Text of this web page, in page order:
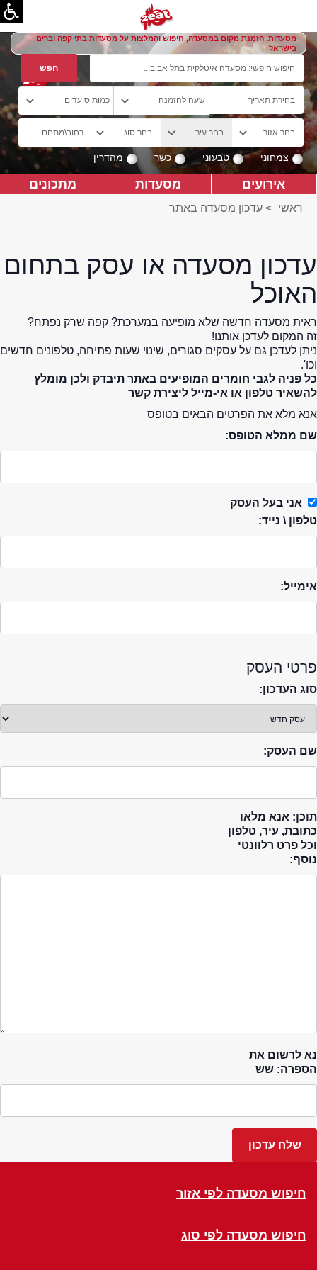
מסעדות, הזמנת מקום במסעדה, חיפוש והמלצות על מסעדות בתי קפה וברים
בישראל
צמחוני טבעוני כשר מהדרין
אירועים מסעדות מתכונים
ראשי > עדכון מסעדה באתר
עדכון מסעדה או עסק בתחום
האוכל
ראית מסעדה חדשה שלא מופיעה במערכת? קפה שרק נפתח?
זה המקום לעדכן אותנו!
ניתן לעדכן גם על עסקים סגורים, שינוי שעות פתיחה, טלפונים חדשים
וכו'.
כל פניה לגבי חומרים המופיעים באתר תיבדק ולכן מומלץ
להשאיר טלפון או אי-מייל ליצירת קשר
אנא מלא את הפרטים הבאים בטופס
שם ממלא הטופס:
אני בעל העסק
טלפון \ נייד:
אימייל:
פרטי העסק
סוג העדכון:
שם העסק:
תוכן: אנא מלאו
כתובת, עיר, טלפון
וכל פרט רלוונטי
נוסף:
נא לרשום את
הספרה: שש
חיפוש מסעדה לפי אזור
חיפוש מסעדה לפי סוג